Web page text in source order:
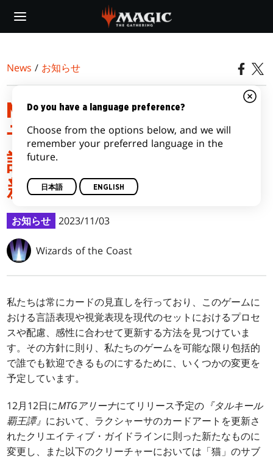
main
News / お知らせ
MTGアリーナでリリース
予定の『タルキール覇王
譚』におけるカードの更
新のお知らせ
お知らせ 2023/11/03
Wizards of the Coast
私たちは常にカードの見直しを行っており、このゲームに
おける言語表現や視覚表現を現代のセットにおけるプロセ
スや配慮、感性に合わせて更新する方法を見つけていま
す。その方針に則り、私たちのゲームを可能な限り包括的
で誰でも歓迎できるものにするために、いくつかの変更を
予定しています。
12月12日にMTGアリーナにてリリース予定の 『タルキール
覇王譚』 において、ラクシャーサのカードアートを更新さ
れたクリエイティブ・ガイドラインに則った新たなものに
変更し、また以下のクリーチャーにおいては「猫」のサブ
Do you have a language preference?
Choose from the options below, and we will
remember your preferred language in the
future.
日本語 ENGLISH